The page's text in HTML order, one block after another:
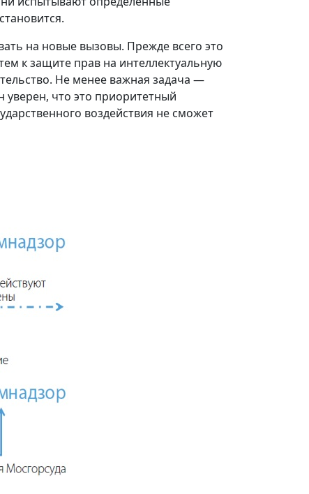
на новые вызовы. Прежде всего это
к защите прав на интеллектуальную
Не менее важная задача —
уверен, что это приоритетный
воздействия не сможет